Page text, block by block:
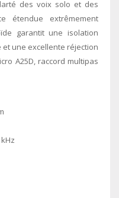
des voix solo et des
étendue extrêmement
garantit une isolation
une excellente réjection
A25D, raccord multipas